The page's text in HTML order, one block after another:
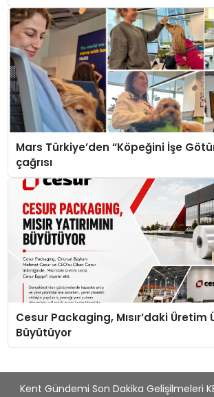
Mars Türkiye’den “Köpeğini İşe
çağrısı
Cesur Packaging, Mısır’daki Üretim
Büyütüyor
Kent Gündemi Son Dakika Gelişilmeleri